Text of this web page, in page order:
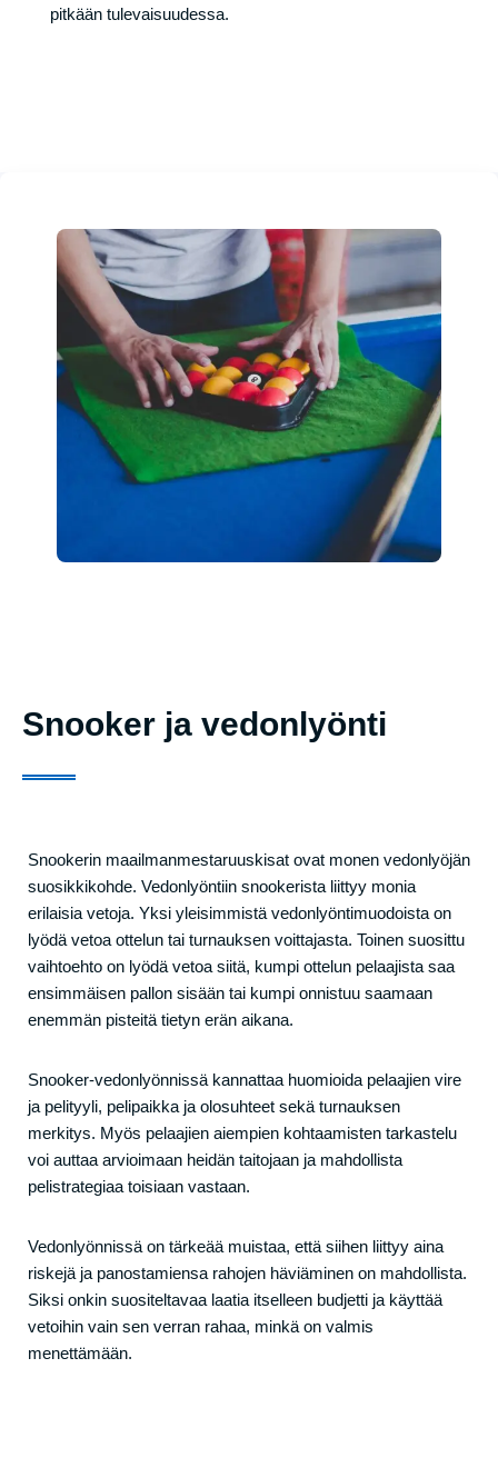
pitkään tulevaisuudessa.
Snooker ja vedonlyönti
Snookerin maailmanmestaruuskisat ovat monen vedonlyöjän
suosikkikohde. Vedonlyöntiin snookerista liittyy monia
erilaisia vetoja. Yksi yleisimmistä vedonlyöntimuodoista on
lyödä vetoa ottelun tai turnauksen voittajasta. Toinen suosittu
vaihtoehto on lyödä vetoa siitä, kumpi ottelun pelaajista saa
ensimmäisen pallon sisään tai kumpi onnistuu saamaan
enemmän pisteitä tietyn erän aikana.
Snooker-vedonlyönnissä kannattaa huomioida pelaajien vire
ja pelityyli, pelipaikka ja olosuhteet sekä turnauksen
merkitys. Myös pelaajien aiempien kohtaamisten tarkastelu
voi auttaa arvioimaan heidän taitojaan ja mahdollista
pelistrategiaa toisiaan vastaan.
Vedonlyönnissä on tärkeää muistaa, että siihen liittyy aina
riskejä ja panostamiensa rahojen häviäminen on mahdollista.
Siksi onkin suositeltavaa laatia itselleen budjetti ja käyttää
vetoihin vain sen verran rahaa, minkä on valmis
menettämään.